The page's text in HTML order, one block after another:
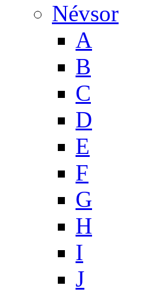
Névsor
A
B
C
D
E
F
G
H
I
J